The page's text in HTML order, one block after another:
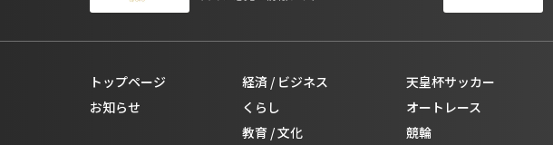
トップページ
お知らせ
経済 / ビジネス
くらし
教育 / 文化
天皇杯サッカー
オートレース
競輪